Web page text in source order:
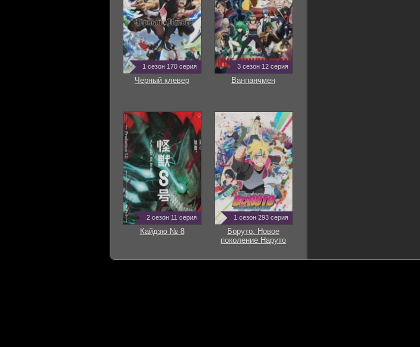
1 сезон 170 серия
Черный клевер
3 сезон 12 серия
Ванпанчмен
2 сезон 11 серия
Кайдзю № 8
1 сезон 293 серия
Боруто: Новое
поколение Наруто